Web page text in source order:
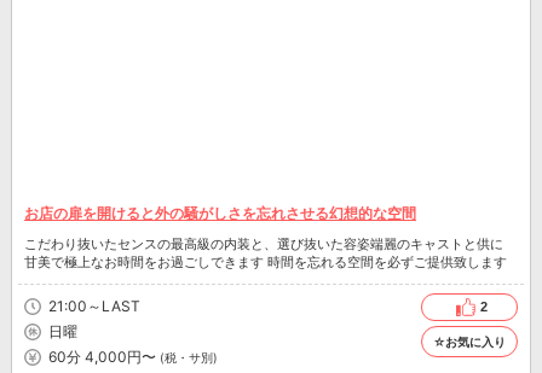
お店の扉を開けると外の騒がしさを忘れさせる幻想的な空間
こだわり抜いたセンスの最高級の内装と、選び抜いた容姿端麗のキャストと供に
甘美で極上なお時間をお過ごしできます 時間を忘れる空間を必ずご提供致します
21:00～LAST
日曜
60分 4,000円〜 (税・サ別)
2
☆お気に入り